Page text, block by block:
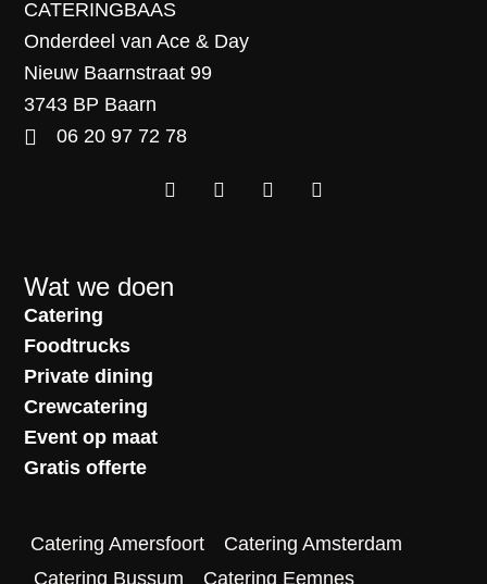
CATERINGBAAS
Onderdeel van Ace & Day
Nieuw Baarnstraat 99
3743 BP Baarn
06 20 97 72 78
Wat we doen
Catering
Foodtrucks
Private dining
Crewcatering
Event op maat
Gratis offerte
Catering Amersfoort
Catering Amsterdam
Catering Bussum
Catering Eemnes